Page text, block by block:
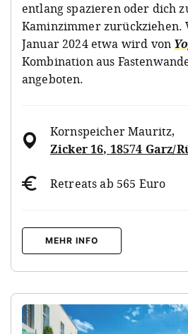
entlang spazieren oder dich
Kaminzimmer zurückziehen.
Januar 2024 etwa wird von
Kombination aus
angeboten.
Kornspeicher Mauritz,
Zicker 16, 18574 Garz/
Retreats ab 565 Euro
MEHR INFO